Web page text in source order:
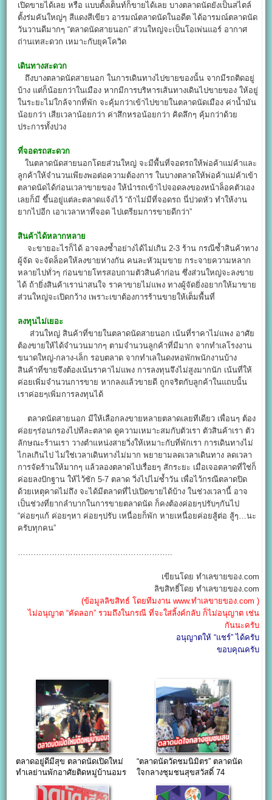
เปิดขายได้เลย หรือ แบบตั้งเต็นท์ก็ขายได้เลย บางตลาดนัดยังเป็นสไตล์
ตั้งร่มคันใหญ่ๆ สีแดงสีเขียว อารมณ์ตลาดนัดในอดีต ได้อารมณ์ตลาดนัด
วันวานดีมากๆ “ตลาดนัดสายนอก” ส่วนใหญ่จะเป็นโอเพ่นแอร์ อากาศ
ถ่านเทสะดวก เหมาะกับยุคโควิด
เดินทางสะดวก
ถึงบางตลาดนัดสายนอก ในการเดินทางไปขายของนั้น จากมีรถติดอยู่
บ้าง แต่ก็น้อยกว่าในเมือง หากมีการบริหารเส้นทางเดินไปขายของ ให้อยู่
ในระยะไม่ใกล้จากที่พัก จะคุ้มกว่าเข้าไปขายในตลาดนัดเมือง ค่าน้ำมัน
น้อยกว่า เสียเวลาน้อยกว่า ค่าสึกหรอน้อยกว่า คิดลึกๆ คุ้มกว่าด้วย
ประการทั้งปวง
ที่จอดรถสะดวก
ในตลาดนัดสายนอกโดยส่วนใหญ่ จะมีพื้นที่จอดรถให้พ่อค้าแม่ค้าและ
ลูกค้าให้จำนวนเพียงพอต่อความต้องการ ในบางตลาดให้พ่อค้าแม่ค้าเข้า
ตลาดนัดได้ก่อนเวลาขายของ ให้นำรถเข้าไปจอดลงของหน้าล็อคตัวเอง
เลยก็มี ขึ้นอยู่แต่ละตลาดแจ้งไว้ “ถ้าไม่มีที่จอดรถ นี่ปวดหัว ทำให้งาน
ยากไปอีก เอาเวลาหาที่จอด ไปเตรียมการขายดีกว่า”
สินค้าได้หลากหลาย
จะขายอะไรก็ได้ อาจลงซ้ำอย่างได้ไม่เกิน 2-3 ร้าน กรณีซ้ำสินค้าทาง
ผู้จัด จะจัดล็อคให้ลงขายห่างกัน คนละหัวมุมขาย กระจายความหลาก
หลายไปทั่วๆ ก่อนขายโทรสอบถามตัวสินค้าก่อน ซึ่งส่วนใหญ่จะลงขาย
ได้ ถ้ายิ่งสินค้าเราน่าสนใจ ราคาขายไม่แพง ทางผู้จัดยิ่งอยากให้มาขาย
ส่วนใหญ่จะเปิดกว้าง เพราะเขาต้องการร้านขายให้เต็มพื้นที่
ลงทุนไม่เยอะ
ส่วนใหญ่ สินค้าที่ขายในตลาดนัดสายนอก เน้นที่ราคาไม่แพง อาศัย
ต้องขายให้ได้จำนวนมากๆ ตามจำนวนลูกค้าที่มีมาก จากทำเลโรงงาน
ขนาดใหญ่-กลาง-เล็ก รอบตลาด จากทำเลในดงหอพักพนักงานบ้าง
สินค้าที่ขายจึงต้องเน้นราคาไม่แพง การลงทุนจึงไม่สูงมากนัก เน้นที่ให้
ค่อยเพิ่มจำนวนการขาย หากลงแล้วขายดี ถูกจริตกับลูกค้าในแถบนั้น
เราค่อยๆเพิ่มการลงทุนได้
ตลาดนัดสายนอก มีให้เลือกลงขายหลายตลาดเลยทีเดียว เพื่อนๆ ต้อง
ค่อยๆร่อนกรองไปทีละตลาด ดูความเหมาะสมกับตัวเรา ตัวสินค้าเรา ตัว
ลักษณะร้านเรา วางตำแหน่งสายวิ่งให้เหมาะกับที่พักเรา การเดินทางไม่
ไกลเกินไป ไม่ใช่เวลาเดินทางไม่มาก พยายามลดเวลาเดินทาง ลดเวลา
การจัดร้านให้มากๆ แล้วลองตลาดไปเรื่อยๆ สักระยะ เมื่อเจอตลาดที่ใช่ก็
ค่อยลงปักฐาน ให้ไว้ซัก 5-7 ตลาด วิ่งไปไม่ซ้ำวัน เพื่อไว้กรณีตลาดปิด
ด้วยเหตุคาดไม่ถึง จะได้มีตลาดที่ไปเปิดขายได้บ้าง ในช่วงเวลานี้ อาจ
เป็นช่วงที่ยากลำบากในการขายตลาดนัด ก็คงต้องค่อยๆปรับๆกันไป
“ค่อยๆแก้ ค่อยๆหา ค่อยๆปรับ เหนื่อยก็พัก หายเหนื่อยค่อยสู้ต่อ สู้ๆ…นะ
ครับทุกคน”
…………………………………………………..
เขียนโดย ทำเลขายของ.com
ลิขสิทธิ์โดย ทำเลขายของ.com
(ข้อมูลลิขสิทธ์ โดยทีมงาน www.ทำเลขายของ.com )
ไม่อนุญาต “คัดลอก” รวมถึงในกรณี ที่จะใส่ลิ้งค์กลับ ก็ไม่อนุญาต เช่น
กันนะครับ
อนุญาตให้ “แชร์” ได้ครับ
ขอบคุณครับ
ตลาดอยู่ดีมีสุข ตลาดนัดเปิดใหม่
ทำเลย่านพักอาศัยติดหมู่บ้านอมร
ทรัพย์
“ตลาดนัดวัดชมนิมิตร” ตลาดนัด
ใจกลางชุมชนสุขสวัสดิ์ 74